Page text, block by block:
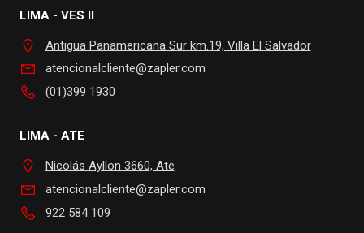
LIMA - VES II
Antigua Panamericana Sur km.19, Villa El Salvador
atencionalcliente@zapler.com
(01)399 1930
LIMA - ATE
Nicolás Ayllon 3660, Ate
atencionalcliente@zapler.com
922 584 109